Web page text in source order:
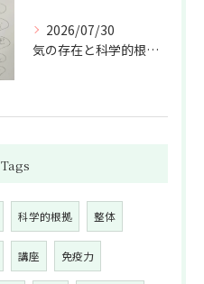
2026/07/30
気の存在と科学的根拠の授業
Tags
科学的根拠 整体
講座 免疫力